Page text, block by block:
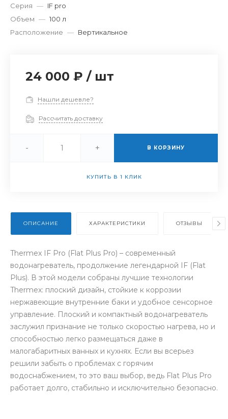
Серия — IF pro
Объем — 100 л
Расположение — Вертикальное
24 000 ₽ / шт
Нашли дешевле?
Рассчитать доставку
- + В КОРЗИНУ
КУПИТЬ В 1 КЛИК
ОПИСАНИЕ ХАРАКТЕРИСТИКИ ОТЗЫВЫ
Thermex IF Pro (Flat Plus Pro) – современный
водонагреватель, продолжение легендарной IF (Flat
Plus). В этой модели собраны лучшие технологии
Thermex: плоский дизайн, стойкие к коррозии
нержавеющие внутренние баки и удобное сенсорное
управление. Плоский и компактный водонагреватель
заслужил признание не только скоростью нагрева, но и
способностью легко размещаться даже в
малогабаритных ванных и кухнях. Если вы всерьез
решили забыть о проблемах с горячим
водоснабжением, то это ваш выбор, ведь Flat Plus Pro
работает долго, стабильно и исключительно безопасно.